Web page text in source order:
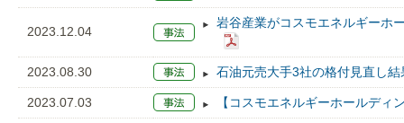
2023.12.04
岩谷産業がコスモエネルギーホ
2023.08.30 石油元売大手3社の格付見直し結
2023.07.03 【コスモエネルギーホールディ